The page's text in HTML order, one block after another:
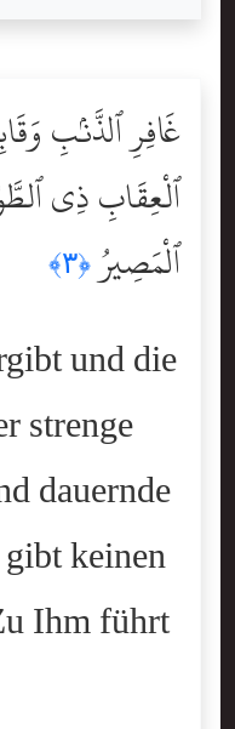
غَافِرِ ٱلذَّنۢبِ
ٱلْعِقَابِ ذِى
ٱلْمَصِيرُ﴿٣﴾
und die
strenge
dauernde
keinen
Ihm führt